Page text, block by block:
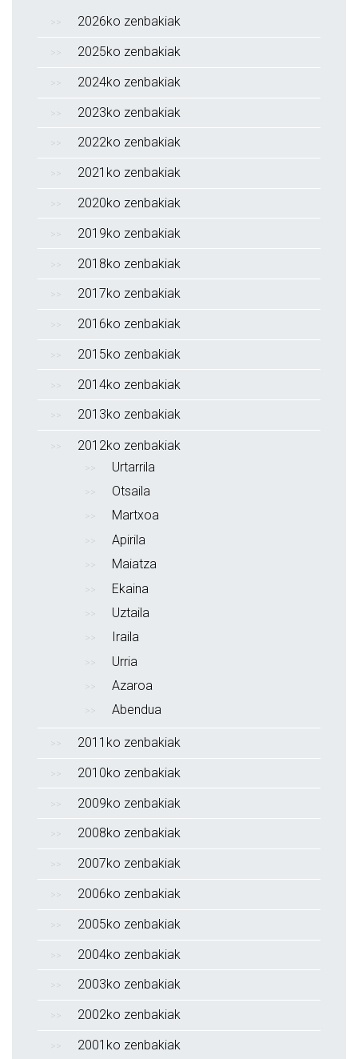
2026ko zenbakiak
2025ko zenbakiak
2024ko zenbakiak
2023ko zenbakiak
2022ko zenbakiak
2021ko zenbakiak
2020ko zenbakiak
2019ko zenbakiak
2018ko zenbakiak
2017ko zenbakiak
2016ko zenbakiak
2015ko zenbakiak
2014ko zenbakiak
2013ko zenbakiak
2012ko zenbakiak
Urtarrila
Otsaila
Martxoa
Apirila
Maiatza
Ekaina
Uztaila
Iraila
Urria
Azaroa
Abendua
2011ko zenbakiak
2010ko zenbakiak
2009ko zenbakiak
2008ko zenbakiak
2007ko zenbakiak
2006ko zenbakiak
2005ko zenbakiak
2004ko zenbakiak
2003ko zenbakiak
2002ko zenbakiak
2001ko zenbakiak